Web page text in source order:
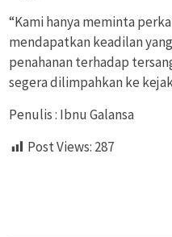
“Kami hanya meminta
mendapatkan keadilan
penahanan terhadap
segera dilimpahkan ke
Penulis : Ibnu Galansa
Post Views: 287